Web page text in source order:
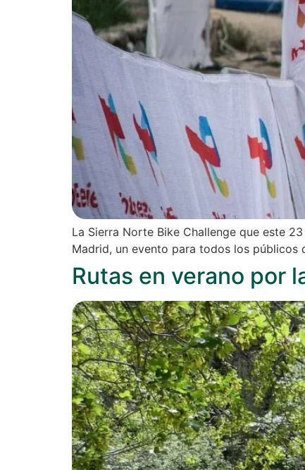
La Sierra Norte Bike Challenge que este
Madrid, un evento para todos los
Rutas en verano por